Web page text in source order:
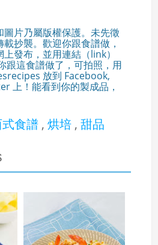
圖片乃屬版權保護。未先徵
抄襲。歡迎你跟食譜做，
發布，並用連結（link）
跟這食譜做了，可拍照，用
放到 Facebook,
上！能看到你的製成品，
食譜 ,烘培 ,甜品